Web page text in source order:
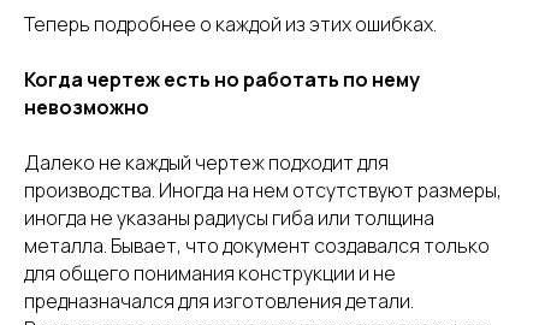
Теперь подробнее о каждой из этих ошибках.
Когда чертеж есть но работать по нему
невозможно
Далеко не каждый чертеж подходит для
производства. Иногда на нем отсутствуют размеры,
иногда не указаны радиусы гиба или толщина
металла. Бывает, что документ создавался только
для общего понимания конструкции и не
предназначался для изготовления детали.